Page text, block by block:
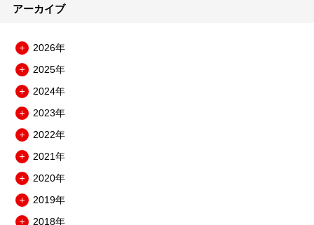
アーカイブ
2026年
ニ
ュ
を
開
2025年
ニ
ュ
を
開
2024年
ニ
ュ
を
開
2023年
ニ
ュ
を
開
2022年
ニ
ュ
を
開
2021年
ニ
ュ
2020年
ニ
ュ
2019年
2018年